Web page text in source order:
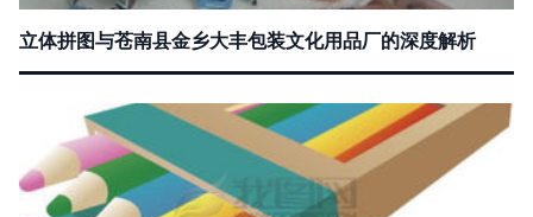
立体拼图与苍南县金乡大丰包装文化用品厂的深度解析